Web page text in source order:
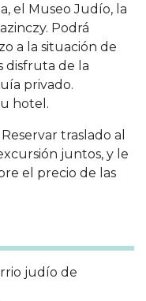
el Museo Judío, la
Podrá
a la situación de
disfruta de la
privado.
hotel.
traslado al
juntos, y le
el precio de las
judío de